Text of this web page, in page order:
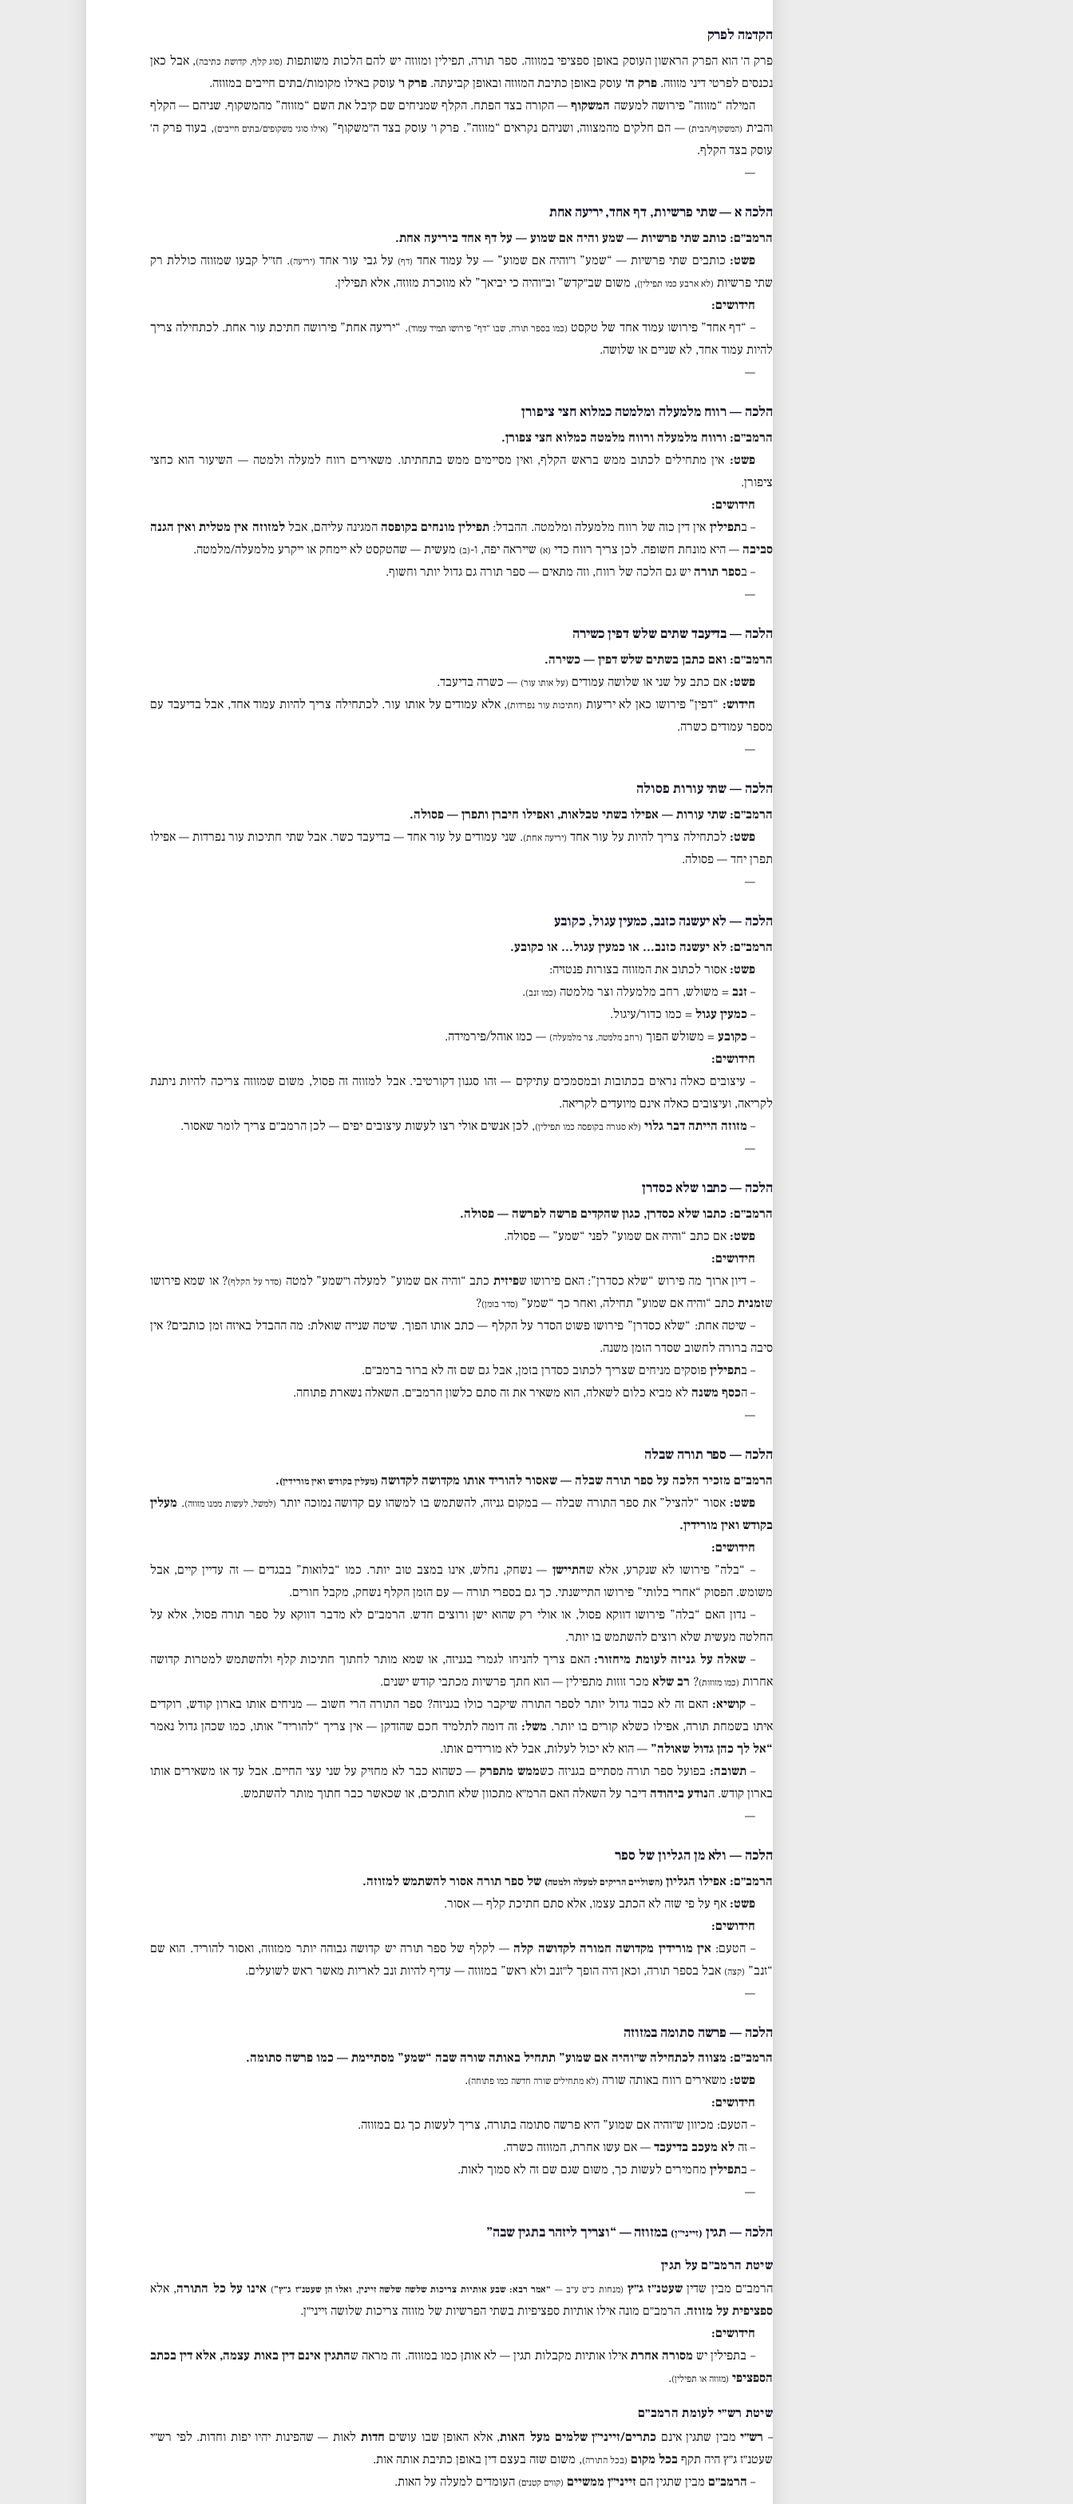
הקדמה לפרק
פרק ה׳ הוא הפרק הראשון העוסק באופן ספציפי במזוזה. ספר תורה, תפילין ומזוזה יש להם הלכות משותפות (סוג קלף, קדושת כתיבה), אבל כאן
נכנסים לפרטי דיני מזוזה. פרק ה׳ עוסק באופן כתיבת המזוזה ובאופן קביעתה. פרק ו׳ עוסק באילו מקומות/בתים חייבים במזוזה.
המילה “מזוזה” פירושה למעשה המשקוף— הקורה בצד הפתח. הקלף שמניחים שם קיבל את השם “מזוזה” מהמשקוף. שניהם — הקלף
והבית (המשקוף/הבית) — הם חלקים מהמצווה, ושניהם נקראים “מזוזה”. פרק ו׳ עוסק בצד ה״משקוף” (אילו סוגי משקופים/בתים חייבים), בעוד פרק ה׳
עוסק בצד הקלף.
—
הלכה א — שתי פרשיות, דף אחד, יריעה אחת
הרמב״ם: כותב שתי פרשיות — שמע והיה אם שמוע — על דף אחד ביריעה אחת.
פשט: כותבים שתי פרשיות — “שמע” ו״והיה אם שמוע” — על עמוד אחד (דף) על גבי עור אחד (יריעה). חז״ל קבעו שמזוזה כוללת רק
שתי פרשיות (לא ארבע כמו תפילין), משום שב״קדש” וב״והיה כי יביאך” לא מוזכרת מזוזה, אלא תפילין.
חידושים:
– “דף אחד” פירושו עמוד אחד של טקסט (כמו בספר תורה, שבו “דף” פירושו תמיד עמוד). “יריעה אחת” פירושה חתיכת עור אחת. לכתחילה צריך
להיות עמוד אחד, לא שניים או שלושה.
—
הלכה — רווח מלמעלה ומלמטה כמלוא חצי ציפורן
הרמב״ם: ורווח מלמעלה ורווח מלמטה כמלוא חצי צפורן.
פשט: אין מתחילים לכתוב ממש בראש הקלף, ואין מסיימים ממש בתחתיתו. משאירים רווח למעלה ולמטה — השיעור הוא כחצי
ציפורן.
חידושים:
– בתפילין אין דין כזה של רווח מלמעלה ומלמטה. ההבדל: תפילין מונחים בקופסה המגינה עליהם, אבללמזוזה אין מטלית ואין הגנה
סביבה — היא מונחת חשופה. לכן צריך רווח כדי (א) שייראה יפה, ו-(ב) מעשית — שהטקסט לא יימחק או ייקרע מלמעלה/מלמטה.
– בספר תורה יש גם הלכה של רווח, וזה מתאים — ספר תורה גם גדול יותר וחשוף.
—
הלכה — בדיעבד שתים שלש דפין כשירה
הרמב״ם: ואם כתבן בשתים שלש דפין — כשירה.
פשט: אם כתב על שני או שלושה עמודים (על אותו עור) — כשרה בדיעבד.
חידוש: “דפין” פירושו כאן לא יריעות (חתיכות עור נפרדות), אלא עמודים על אותו עור. לכתחילה צריך להיות עמוד אחד, אבל בדיעבד עם
מספר עמודים כשרה.
—
הלכה — שתי עורות פסולה
הרמב״ם: שתי עורות — אפילו בשתי טבלאות, ואפילו חיברן ותפרן — פסולה.
פשט: לכתחילה צריך להיות על עור אחד (יריעה אחת). שני עמודים על עור אחד — בדיעבד כשר. אבל שתי חתיכות עור נפרדות — אפילו
תפרן יחד — פסולה.
—
הלכה — לא יעשנה כזנב, כמעין עגול, כקובע
הרמב״ם: לא יעשנה כזנב… או כמעין עגול… או כקובע.
פשט: אסור לכתוב את המזוזה בצורות פנטזיה:
– זנב = משולש, רחב מלמעלה וצר מלמטה (כמו זנב).
– כמעין עגול = כמו כדור/עיגול.
– כקובע = משולש הפוך (רחב מלמטה, צר מלמעלה) — כמו אוהל/פירמידה.
חידושים:
– עיצובים כאלה נראים בכתובות ובמסמכים עתיקים — זהו סגנון דקורטיבי. אבל למזוזה זה פסול, משום שמזוזה צריכה להיות ניתנת
לקריאה, ועיצובים כאלה אינם מיועדים לקריאה.
– מזוזה הייתה דבר גלוי (לא סגורה בקופסה כמו תפילין), לכן אנשים אולי רצו לעשות עיצובים יפים — לכן הרמב״ם צריך לומר שאסור.
—
הלכה — כתבו שלא כסדרן
הרמב״ם: כתבו שלא כסדרן, כגון שהקדים פרשה לפרשה — פסולה.
פשט: אם כתב “והיה אם שמוע” לפני “שמע” — פסולה.
חידושים:
– דיון ארוך מה פירוש “שלא כסדרן”: האם פירושו שפיזית כתב “והיה אם שמוע” למעלה ו״שמע” למטה (סדר על הקלף)? או שמא פירושו
שזמנית כתב “והיה אם שמוע” תחילה, ואחר כך “שמע” (סדר בזמן)?
– שיטה אחת: “שלא כסדרן” פירושו פשוט הסדר על הקלף — כתב אותו הפוך. שיטה שנייה שואלת: מה ההבדל באיזה זמן כותבים? אין
סיבה ברורה לחשוב שסדר הזמן משנה.
– בתפילין פוסקים מניחים שצריך לכתוב כסדרן בזמן, אבל גם שם זה לא ברור ברמב״ם.
– הכסף משנה לא מביא כלום לשאלה, הוא משאיר את זה סתם כלשון הרמב״ם. השאלה נשארת פתוחה.
—
הלכה — ספר תורה שבלה
הרמב״ם מזכיר הלכה על ספר תורה שבלה — שאסור להוריד אותו מקדושה לקדושה (מעלין בקודש ואין מורידין).
פשט: אסור “להציל” את ספר התורה שבלה — במקום גניזה, להשתמש בו למשהו עם קדושה נמוכה יותר (למשל, לעשות ממנו מזוזה). מעלין
בקודש ואין מורידין.
חידושים:
– “בלה” פירושו לא שנקרע, אלא שהתיישן — נשחק, נחלש, אינו במצב טוב יותר. כמו “בלואות” בבגדים — זה עדיין קיים, אבל
משומש. הפסוק “אחרי בלותי” פירושו התיישנתי. כך גם בספרי תורה — עם הזמן הקלף נשחק, מקבל חורים.
– נדון האם “בלה” פירושו דווקא פסול, או אולי רק שהוא ישן ורוצים חדש. הרמב״ם לא מדבר דווקא על ספר תורה פסול, אלא על
החלטה מעשית שלא רוצים להשתמש בו יותר.
– שאלה על גניזה לעומת מיחזור: האם צריך להניחו לגמרי בגניזה, או שמא מותר לחתוך חתיכות קלף ולהשתמש למטרות קדושה
אחרות (כמו מזוזות)? רב שלא מכר זוזות מתפילין — הוא חתך פרשיות מכתבי קודש ישנים.
– קושיא: האם זה לא כבוד גדול יותר לספר התורה שיקבר כולו בגניזה? ספר התורה הרי חשוב — מניחים אותו בארון קודש, רוקדים
איתו בשמחת תורה, אפילו כשלא קורים בו יותר. משל: זה דומה לתלמיד חכם שהזדקן — אין צריך “להוריד” אותו, כמו שכהן גדול נאמר
“אל לך כהן גדול שאולה” — הוא לא יכול לעלות, אבל לא מורידים אותו.
–תשובה: בפועל ספר תורה מסתיים בגניזה כשממש מתפרק— כשהוא כבר לא מחזיק על שני עצי החיים. אבל עד אז משאירים אותו
בארון קודש. הנודע ביהודה דיבר על השאלה האם הרמ״א מתכוון שלא חותכים, או שכאשר כבר חתוך מותר להשתמש.
—
הלכה — ולא מן הגליון של ספר
הרמב״ם: אפילו הגליון (השוליים הריקים למעלה ולמטה) של ספר תורה אסור להשתמש למזוזה.
פשט: אף על פי שזה לא הכתב עצמו, אלא סתם חתיכת קלף — אסור.
חידושים:
– הטעם: אין מורידין מקדושה חמורה לקדושה קלה — לקלף של ספר תורה יש קדושה גבוהה יותר ממזוזה, ואסור להוריד. הוא שם
“זנב” (קצה) אבל בספר תורה, וכאן היה הופך ל״זנב ולא ראש” במזוזה — עדיף להיות זנב לאריות מאשר ראש לשועלים.
—
הלכה — פרשה סתומה במזוזה
הרמב״ם: מצווה לכתחילה ש״והיה אם שמוע” תתחיל באותה שורה שבה “שמע” מסתיימת — כמו פרשה סתומה.
פשט: משאירים רווח באותה שורה (לא מתחילים שורה חדשה כמו פתוחה).
חידושים:
– הטעם: מכיוון ש״והיה אם שמוע” היא פרשה סתומה בתורה, צריך לעשות כך גם במזוזה.
– זהלא מעכב בדיעבד — אם עשו אחרת, המזוזה כשרה.
– בתפילין מחמירים לעשות כך, משום שגם שם זה לא סמוך לאות.
—
הלכה — תגין (זייני״ן) במזוזה — “וצריך ליזהר בתגין שבה”
שיטת הרמב״ם על תגין
הרמב״ם מבין שדין שעטנ״ז ג״ץ (מנחות כ״ט ע״ב — “אמר רבא: שבע אותיות צריכות שלשה שלשה זיינין, ואלו הן שעטנ״ז ג״ץ”) אינו על כל התורה, אלא
ספציפית על מזוזה. הרמב״ם מונה אילו אותיות ספציפיות בשתי הפרשיות של מזוזה צריכות שלושה זייני״ן.
חידושים:
– בתפילין יש מסורה אחרת אילו אותיות מקבלות תגין — לא אותן כמו במזוזה. זה מראה שהתגין אינם דין באות עצמה, אלא דין בכתב
הספציפי (מזוזה או תפילין).
שיטת רש״י לעומת הרמב״ם
– רש״ימבין שתגין אינם כתרים/זייני״ן שלמים מעל האות, אלא האופן שבו עושים חדות לאות — שהפינות יהיו יפות וחדות. לפי רש״י
שעטנ״ז ג״ץ היה תקף בכל מקום (בכל התורה), משום שזה בעצם דין באופן כתיבת אותה אות.
– הרמב״ם מבין שתגין הם זייני״ן ממשיים (קווים קטנים) העומדים למעלה על האות.